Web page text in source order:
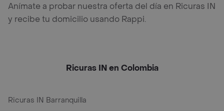
Anímate a probar nuestra oferta del día en Ricuras IN
y recibe tu domicilio usando Rappi.
Ricuras IN en Colombia
Ricuras IN Barranquilla